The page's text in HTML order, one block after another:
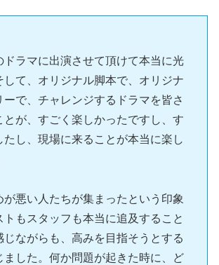
ドラマに出演させて頂けて本当に光
して、オリジナル脚本で、オリジナ
ーで、チャレンジするドラマを皆さ
とが、すごく楽しかったですし、す
たし、現場に来ることが本当に楽し
が悪い人たちが集まったという印象
トもスタッフも本当に追及すること
じながらも、高みを目指そうとする
ました。何か問題が起きた時に、ど